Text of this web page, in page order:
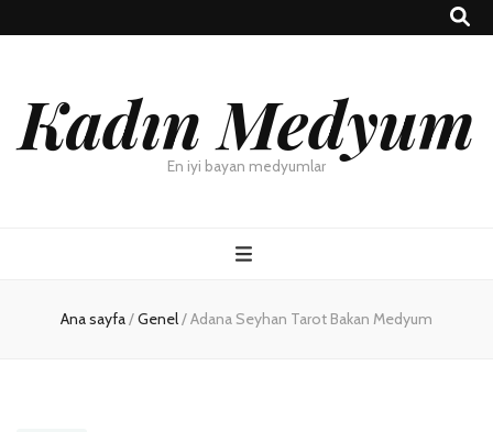
Kadın Medyum
En iyi bayan medyumlar
Ana sayfa/Genel/Adana Seyhan Tarot Bakan Medyum